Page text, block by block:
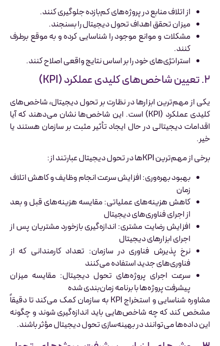
از اتلاف منابع در پروژه‌های کم‌بازده جلوگیری کنند.
میزان تحقق اهداف تحول دیجیتال را بسنجند.
مشکلات و موانع موجود را شناسایی کرده و به موقع برطرف
کنند.
استراتژی‌های خود را بر اساس نتایج واقعی اصلاح کنند.
۲. تعیین شاخص‌های کلیدی عملکرد (KPI)
یکی از مهم‌ترین ابزارها در نظارت بر تحول دیجیتال، شاخص‌های
کلیدی عملکرد (KPI) است. این شاخص‌ها نشان می‌دهند که آیا
اقدامات دیجیتالی در حال ایجاد تأثیر مثبت بر سازمان هستند یا
خیر.
برخی از مهم‌ترین KPIها در تحول دیجیتال عبارتند از:
بهبود بهره‌وری: افزایش سرعت انجام وظایف و کاهش اتلاف
زمان
کاهش هزینه‌های عملیاتی: مقایسه هزینه‌های قبل و بعد
از اجرای فناوری‌های دیجیتال
افزایش رضایت مشتری: اندازه‌گیری بازخورد مشتریان پس از
اجرای ابزارهای دیجیتال
نرخ پذیرش فناوری در سازمان: تعداد کارمندانی که از
فناوری‌های جدید استفاده می‌کنند
سرعت اجرای پروژه‌های تحول دیجیتال: مقایسه میزان
پیشرفت پروژه‌ها با برنامه زمان‌بندی شده
مشاوره شناسایی و استخراج KPI به سازمان کمک می‌کند تا دقیقاً
مشخص کند که چه شاخص‌هایی باید اندازه‌گیری شوند و چگونه
این داده‌ها می‌توانند در بهینه‌سازی تحول دیجیتال مؤثر باشند.